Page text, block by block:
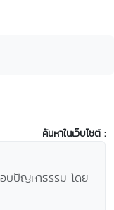
ค้นหาในเว็บไซต์ :
อบปัญหาธรรม โดย